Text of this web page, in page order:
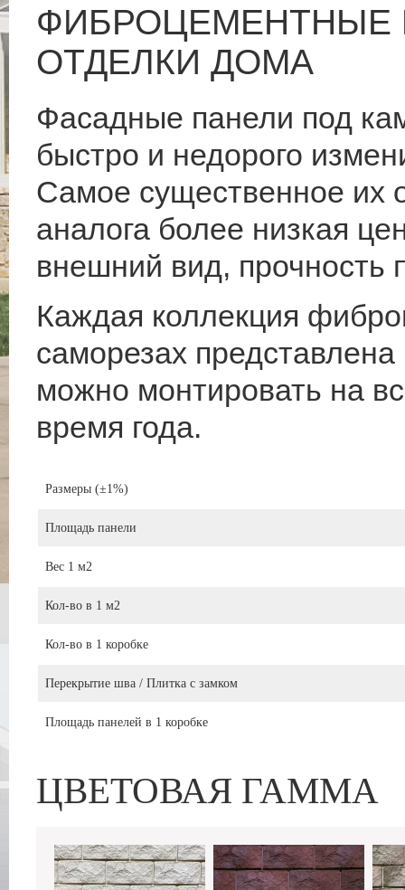
ФИБРОЦЕМЕНТНЫЕ
ОТДЕЛКИ ДОМА
Фасадные панели под
быстро и недорого
Самое существенное их
аналога более низкая
внешний вид, прочность
Каждая коллекция
саморезах
можно монтировать на
время года.
Размеры (±1%)
Площадь панели
Вес 1 м2
Кол-во в 1 м2
Кол-во в 1 коробке
Перекрытие шва / Плитка с замком
Площадь панелей в 1 коробке
ЦВЕТОВАЯ ГАММА